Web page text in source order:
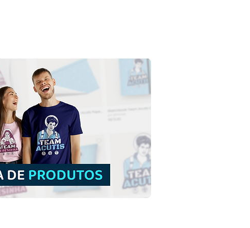
Santa Maria Madalena |
Download Grátis Ilustração
Colorida sem fundo em PNG